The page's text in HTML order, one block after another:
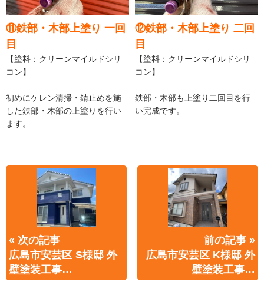
⑪鉄部・木部上塗り 一回
目
【塗料：クリーンマイルドシリ
コン】
初めにケレン清掃・錆止めを施
した鉄部・木部の上塗りを行い
ます。
⑫鉄部・木部上塗り 二回
目
【塗料：クリーンマイルドシリ
コン】
鉄部・木部も上塗り二回目を行
い完成です。
« 次の記事
広島市安芸区 S様邸 外
壁塗装工事…
前の記事 »
広島市安芸区 K様邸 外
壁塗装工事…